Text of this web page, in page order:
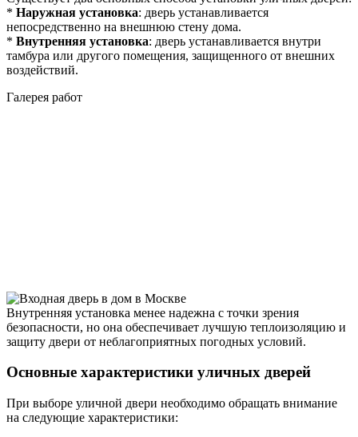
* Наружная установка: дверь устанавливается
непосредственно на внешнюю стену дома.
* Внутренняя установка: дверь устанавливается внутри
тамбура или другого помещения, защищенного от внешних
воздействий.
Галерея работ
Внутренняя установка менее надежна с точки зрения
безопасности, но она обеспечивает лучшую теплоизоляцию и
защиту двери от неблагоприятных погодных условий.
Основные характеристики уличных дверей
При выборе уличной двери необходимо обращать внимание
на следующие характеристики: